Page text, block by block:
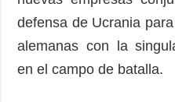
defensa de Ucrania
alemanas con la
en el campo de batalla.